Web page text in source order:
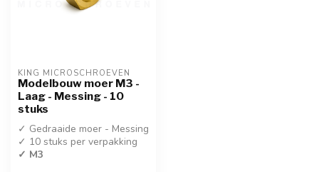
KING MICROSCHROEVEN
Modelbouw moer M3 -
Laag - Messing - 10
stuks
✓ Gedraaide moer - Messing
✓ 10 stuks per verpakking
✓ M3